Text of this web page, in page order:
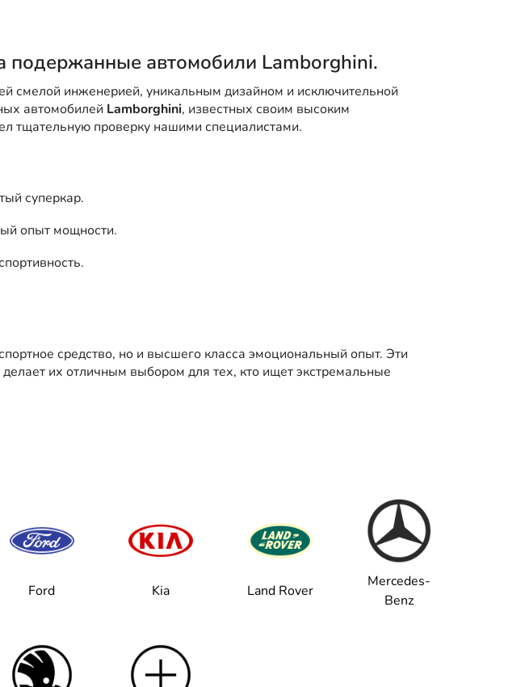
подержанные автомобили Lamborghini.
смелой инженерией, уникальным дизайном и исключительной
автомобилей Lamborghini, известных своим высоким
тщательную проверку нашими специалистами.
суперкар.
опыт мощности.
средство, но и высшего класса эмоциональный опыт. Эти
их отличным выбором для тех, кто ищет экстремальные
Ford Kia Land Rover
Mercedes-
Benz